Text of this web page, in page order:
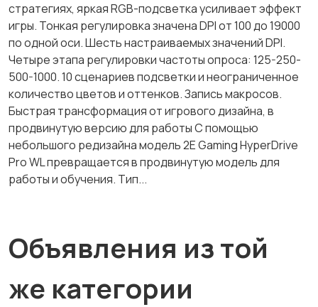
стратегиях, яркая RGB-подсветка усиливает эффект
игры. Тонкая регулировка значена DPI от 100 до 19000
по одной оси. Шесть настраиваемых значений DPI.
Четыре этапа регулировки частоты опроса: 125-250-
500-1000. 10 сценариев подсветки и неограниченное
количество цветов и оттенков. Запись макросов.
Быстрая трансформация от игрового дизайна, в
продвинутую версию для работы С помощью
небольшого редизайна модель 2E Gaming HyperDrive
Pro WL превращается в продвинутую модель для
работы и обучения. Тип...
Объявления из той
же категории